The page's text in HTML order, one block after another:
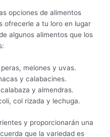
opciones de alimentos
ofrecerle a tu loro en lugar
algunos alimentos que los
melones y uvas.
y calabacines.
y almendras.
col rizada y lechuga.
y proporcionarán una
que la variedad es